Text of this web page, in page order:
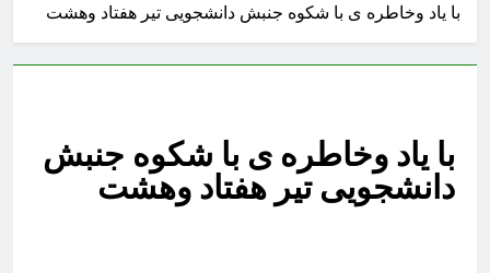
با یاد وخاطره ی با شکوه جنبش دانشجویی تیر هفتاد وهشت
با یاد وخاطره ی با شکوه جنبش
دانشجویی تیر هفتاد وهشت